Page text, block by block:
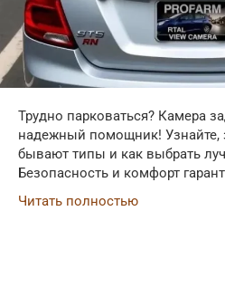
Трудно парковаться? Камера
надежный помощник! Узнайте,
бывают типы и как выбрать
Безопасность и комфорт
Читать полностью